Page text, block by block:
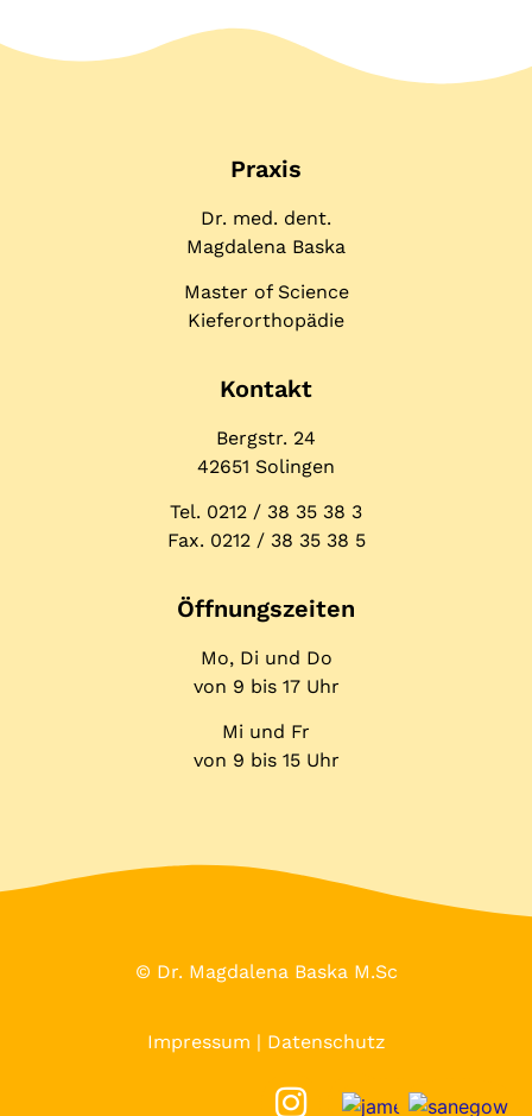
Praxis
Dr. med. dent.
Magdalena Baska
Master of Science
Kieferorthopädie
Kontakt
Bergstr. 24
42651 Solingen
Tel. 0212 / 38 35 38 3
Fax. 0212 / 38 35 38 5
Öffnungs­zeiten
Mo, Di und Do
von 9 bis 17 Uhr
Mi und Fr
von 9 bis 15 Uhr
© Dr. Magdalena Baska M.Sc
Impressum | Datenschutz